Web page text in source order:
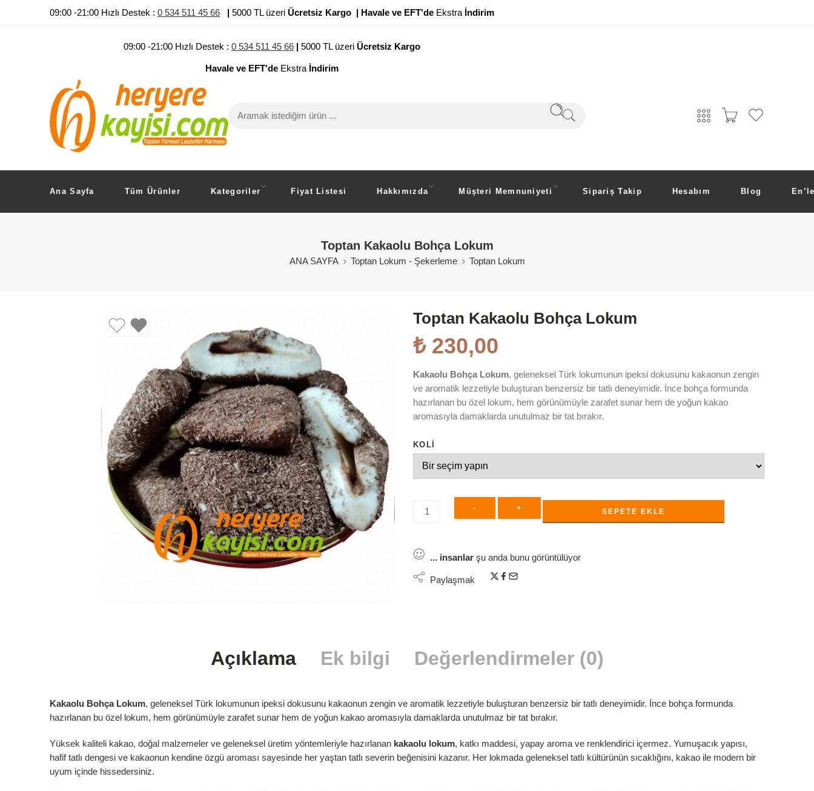
09:00 -21:00 Hızlı Destek : 0 534 511 45 66 5000 TL üzeri Ücretsiz Kargo | Havale ve EFT'de Ekstra İndirim
09:00 -21:00 Hızlı Destek : 0 534 511 45 66 5000 TL üzeri Ücretsiz Kargo
Havale ve EFT'de Ekstra İndirim
Ana Sayfa Tüm Ürünler Kategoriler Fiyat Listesi Hakkımızda Müşteri Memnuniyeti Sipariş Takip Hesabım Blog
Toptan Kakaolu Bohça Lokum
ANA SAYFA Toptan Lokum - Şekerleme Toptan Lokum
Toptan Kakaolu Bohça Lokum
₺ 230,00
Kakaolu Bohça Lokum, geleneksel Türk lokumunun ipeksi dokusunu kakaonun zengin
ve aromatik lezzetiyle buluşturan benzersiz bir tatlı deneyimidir. İnce bohça formunda
hazırlanan bu özel lokum, hem görünümüyle zarafet sunar hem de yoğun kakao
aromasıyla damaklarda unutulmaz bir tat bırakır.
KOLI
- + SEPETE EKLE
... insanlar şu anda bunu görüntülüyor
Paylaşmak
Açıklama Ek bilgi Değerlendirmeler (0)
Kakaolu Bohça Lokum, geleneksel Türk lokumunun ipeksi dokusunu kakaonun zengin ve aromatik lezzetiyle buluşturan benzersiz bir tatlı deneyimidir. İnce bohça formunda
hazırlanan bu özel lokum, hem görünümüyle zarafet sunar hem de yoğun kakao aromasıyla damaklarda unutulmaz bir tat bırakır.
Yüksek kaliteli kakao, doğal malzemeler ve geleneksel üretim yöntemleriyle hazırlanan kakaolu lokum, katkı maddesi, yapay aroma ve renklendirici içermez. Yumuşacık yapısı,
hafif tatlı dengesi ve kakaonun kendine özgü aroması sayesinde her yaştan tatlı severin beğenisini kazanır. Her lokmada geleneksel tatlı kültürünün sıcaklığını, kakao ile modern bir
uyum içinde hissedersiniz.